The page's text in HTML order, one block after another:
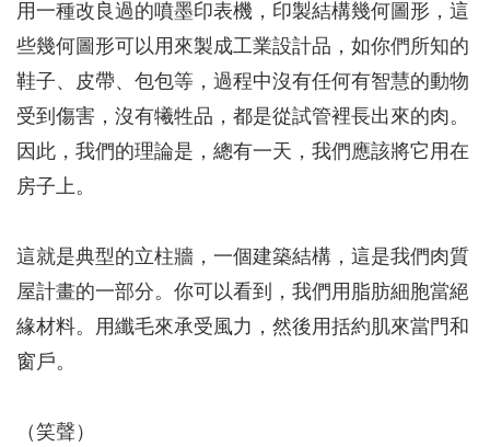
用一種改良過的噴墨印表機，印製結構幾何圖形，這
些幾何圖形可以用來製成工業設計品，如你們所知的
鞋子、皮帶、包包等，過程中沒有任何有智慧的動物
受到傷害，沒有犧牲品，都是從試管裡長出來的肉。
因此，我們的理論是，總有一天，我們應該將它用在
房子上。
這就是典型的立柱牆，一個建築結構，這是我們肉質
屋計畫的一部分。你可以看到，我們用脂肪細胞當絕
緣材料。用纖毛來承受風力，然後用括約肌來當門和
窗戶。
（笑聲）